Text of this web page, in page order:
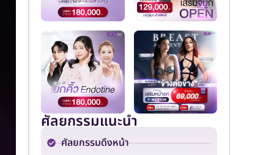
ศัลยกรรมแนะนำ
ศัลยกรรมดึงหน้า